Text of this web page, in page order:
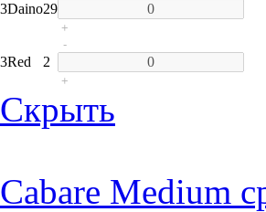
3Daino29
+
3Red 2
-
+
Скрыть
Cabare Medium